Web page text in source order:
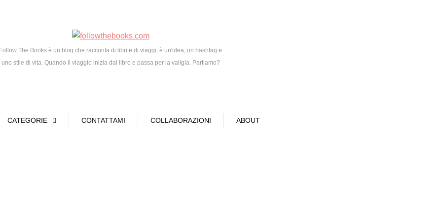
The Books è un blog che racconta di libri e di viaggi; è un'idea, un hashtag e
uno stile di vita. Quando il viaggio inizia dal libro e passa per la valigia. Partiamo?
CATEGORIE CONTATTAMI COLLABORAZIONI ABOUT